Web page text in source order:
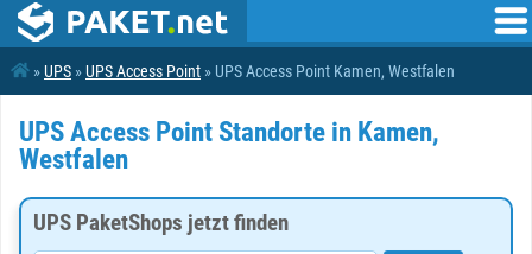
»UPS »UPS Access Point » UPS Access Point Kamen, Westfalen
UPS Access Point Standorte in Kamen,
Westfalen
UPS PaketShops jetzt finden